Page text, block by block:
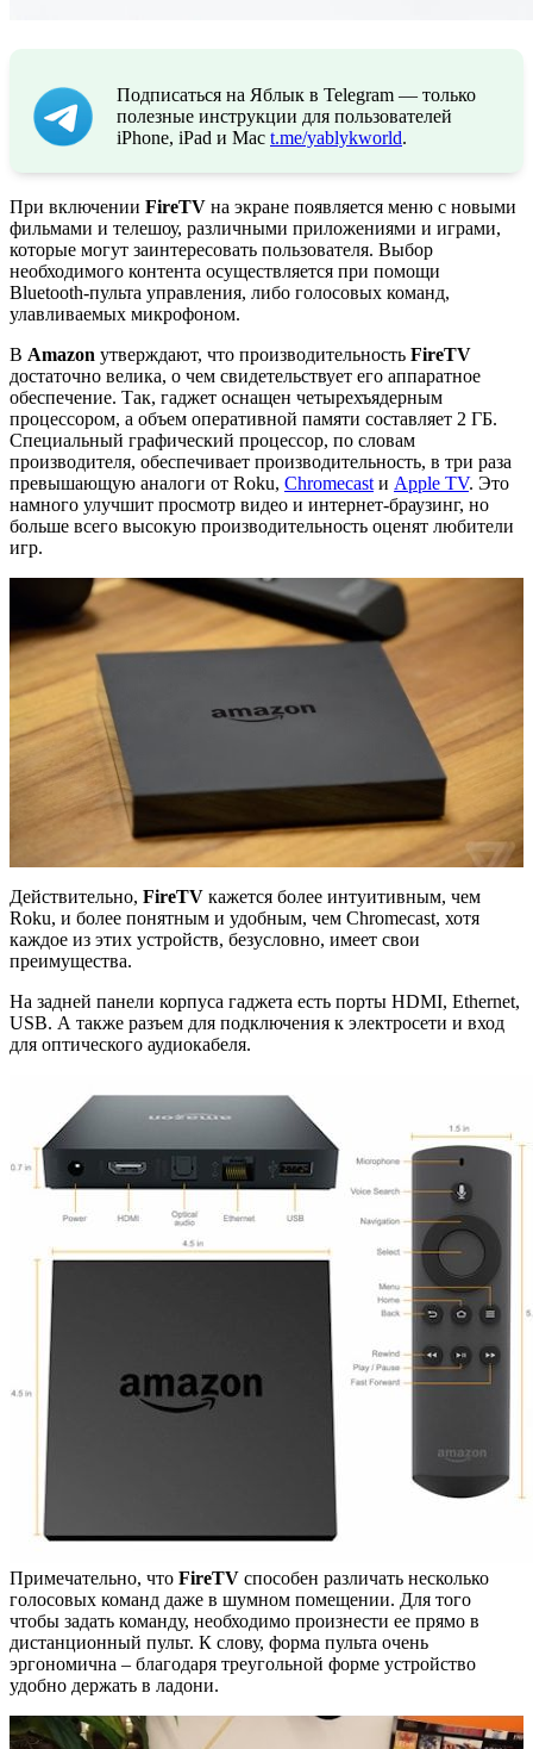
Подписаться на Яблык в Telegram — только
полезные инструкции для пользователей
iPhone, iPad и Mac t.me/yablykworld.
При включении FireTV на экране появляется меню с новыми
фильмами и телешоу, различными приложениями и играми,
которые могут заинтересовать пользователя. Выбор
необходимого контента осуществляется при помощи
Bluetooth-пульта управления, либо голосовых команд,
улавливаемых микрофоном.
В Amazon утверждают, что производительность FireTV
достаточно велика, о чем свидетельствует его аппаратное
обеспечение. Так, гаджет оснащен четырехъядерным
процессором, а объем оперативной памяти составляет 2 ГБ.
Специальный графический процессор, по словам
производителя, обеспечивает производительность, в три раза
превышающую аналоги от Roku, Chromecast и Apple TV. Это
намного улучшит просмотр видео и интернет-браузинг, но
больше всего высокую производительность оценят любители
игр.
Действительно, FireTV кажется более интуитивным, чем
Roku, и более понятным и удобным, чем Chromecast, хотя
каждое из этих устройств, безусловно, имеет свои
преимущества.
На задней панели корпуса гаджета есть порты HDMI, Ethernet,
USB. А также разъем для подключения к электросети и вход
для оптического аудиокабеля.
Примечательно, что FireTV способен различать несколько
голосовых команд даже в шумном помещении. Для того
чтобы задать команду, необходимо произнести ее прямо в
дистанционный пульт. К слову, форма пульта очень
эргономична – благодаря треугольной форме устройство
удобно держать в ладони.